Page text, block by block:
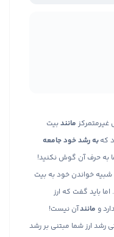
مانندبیت
به رشد خود جامعه
حرف آن گوش نکنید!
خواندن خود به بیت
باید گفت که ارز
مانندآن نیست!
ارز شما مبتنی بر رشد